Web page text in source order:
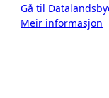
Gå til
Meir informasjon